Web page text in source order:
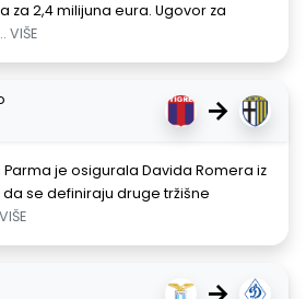
za 2,4 milijuna eura. Ugovor za
VIŠE
→
je osigurala Davida Romera iz
se definiraju druge tržišne